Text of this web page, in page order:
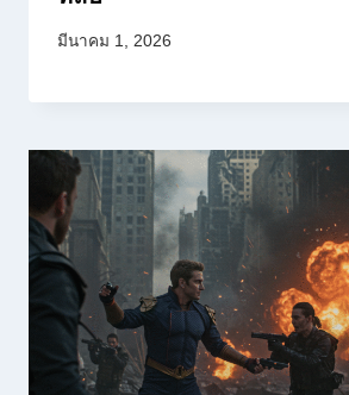
มีนาคม 1, 2026